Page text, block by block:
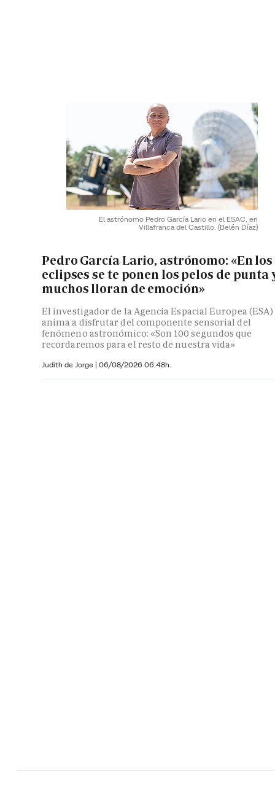
El astrónomo Pedro García Lario en el ESAC, en
Villafranca del Castillo. (Belén Díaz)
Pedro García Lario, astrónomo: «En los
eclipses se te ponen los pelos de punta
muchos lloran de emoción»
El investigador de la Agencia Espacial Europea (ESA)
anima a disfrutar del componente sensorial del
fenómeno astronómico: «Son 100 segundos que
recordaremos para el resto de nuestra vida»
Judith de Jorge | 06/08/2026 06:48h.